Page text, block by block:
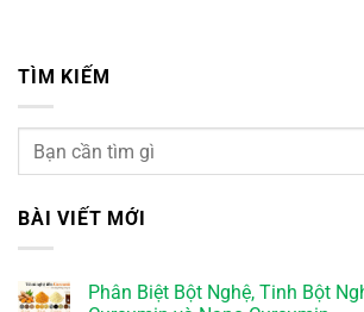
TÌM KIẾM
BÀI VIẾT MỚI
Phân Biệt Bột Nghệ, Tinh Bột